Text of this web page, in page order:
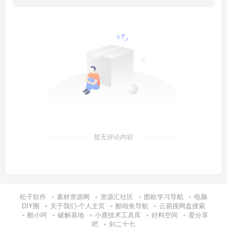
暂无评论内容
松子软件 素材资源网 资源汇社区 图欧学习导航
电脑
DIY圈
关于我们-个人主页 酷啦鱼导航
云易搜网盘搜索
酷小呵
破解基地 小鹿技术工具库 好料空间
爱分享
吧
剑二十七